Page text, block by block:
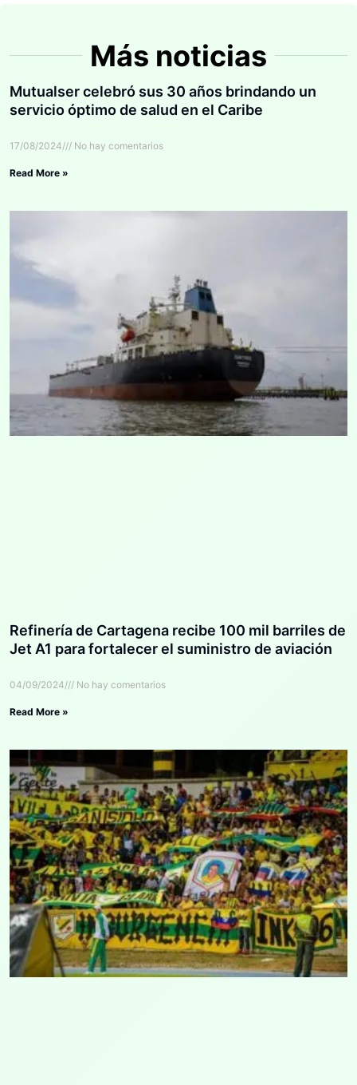
Más noticias
Mutualser celebró sus 30 años brindando un
servicio óptimo de salud en el Caribe
17/08/2024 No hay comentarios
Read More »
Refinería de Cartagena recibe 100 mil barriles de
Jet A1 para fortalecer el suministro de aviación
04/09/2024 No hay comentarios
Read More »